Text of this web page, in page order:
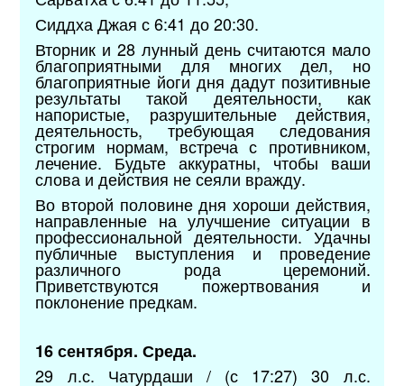
Сиддха Джая с 6:41 до 20:30.
Вторник и 28 лунный день считаются мало
благоприятными для многих дел, но
благоприятные йоги дня дадут позитивные
результаты такой деятельности, как
напористые, разрушительные действия,
деятельность, требующая следования
строгим нормам, встреча с противником,
лечение. Будьте аккуратны, чтобы ваши
слова и действия не сеяли вражду.
Во второй половине дня хороши действия,
направленные на улучшение ситуации в
профессиональной деятельности. Удачны
публичные выступления и проведение
различного рода церемоний.
Приветствуются пожертвования и
поклонение предкам.
16 сентября. Среда.
29 л.с. Чатурдаши / (с 17:27) 30 л.с.